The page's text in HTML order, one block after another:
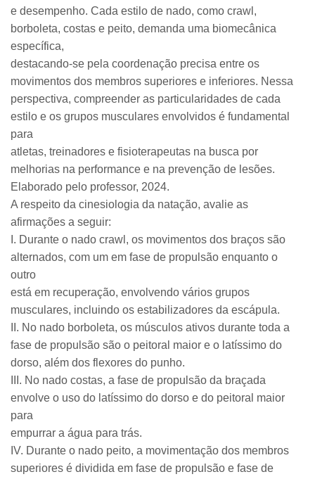
e desempenho. Cada estilo de nado, como crawl,
borboleta, costas e peito, demanda uma biomecânica
específica,
destacando-se pela coordenação precisa entre os
movimentos dos membros superiores e inferiores. Nessa
perspectiva, compreender as particularidades de cada
estilo e os grupos musculares envolvidos é fundamental
para
atletas, treinadores e fisioterapeutas na busca por
melhorias na performance e na prevenção de lesões.
Elaborado pelo professor, 2024.
A respeito da cinesiologia da natação, avalie as
afirmações a seguir:
I. Durante o nado crawl, os movimentos dos braços são
alternados, com um em fase de propulsão enquanto o
outro
está em recuperação, envolvendo vários grupos
musculares, incluindo os estabilizadores da escápula.
II. No nado borboleta, os músculos ativos durante toda a
fase de propulsão são o peitoral maior e o latíssimo do
dorso, além dos flexores do punho.
III. No nado costas, a fase de propulsão da braçada
envolve o uso do latíssimo do dorso e do peitoral maior
para
empurrar a água para trás.
IV. Durante o nado peito, a movimentação dos membros
superiores é dividida em fase de propulsão e fase de